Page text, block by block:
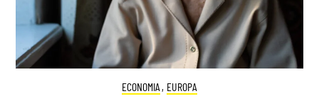
ECONOMIA , EUROPA